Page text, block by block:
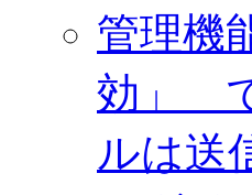
管理機
効」
ルは送